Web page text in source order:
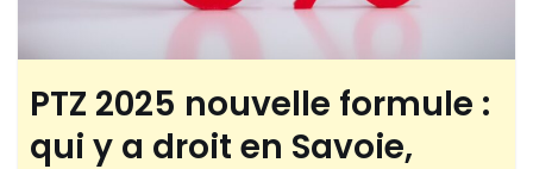
PTZ 2025 nouvelle formule :
qui y a droit en Savoie,